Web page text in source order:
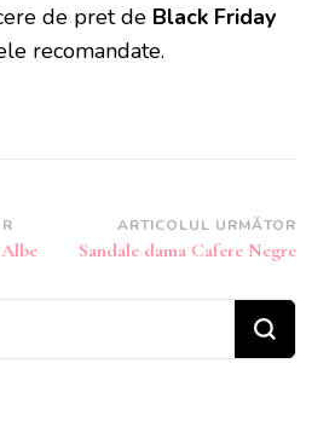
de pret de Black Friday
recomandate.
ARTICOLUL URMĂTOR
Sandale dama Cafere Negre